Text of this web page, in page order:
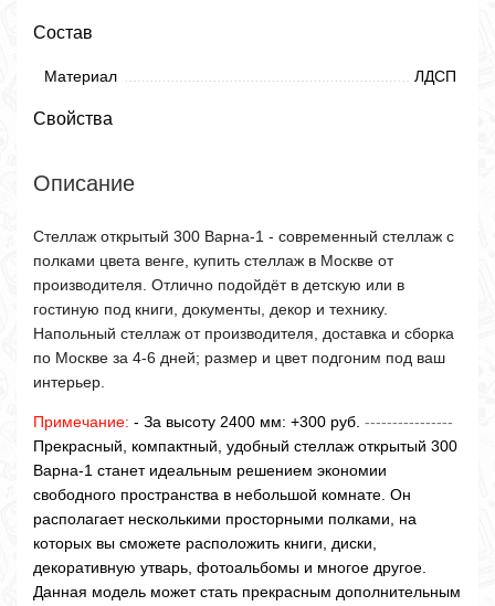
Состав
Материал ЛДСП
Свойства
Описание
Стеллаж открытый 300 Варна-1 - современный стеллаж с
полками цвета венге, купить стеллаж в Москве от
производителя. Отлично подойдёт в детскую или в
гостиную под книги, документы, декор и технику.
Напольный стеллаж от производителя, доставка и сборка
по Москве за 4-6 дней; размер и цвет подгоним под ваш
интерьер.
Примечание: - За высоту 2400 мм: +300 руб. ----------------
Прекрасный, компактный, удобный стеллаж открытый 300
Варна-1 станет идеальным решением экономии
свободного пространства в небольшой комнате. Он
располагает несколькими просторными полками, на
которых вы сможете расположить книги, диски,
декоративную утварь, фотоальбомы и многое другое.
Данная модель может стать прекрасным дополнительным